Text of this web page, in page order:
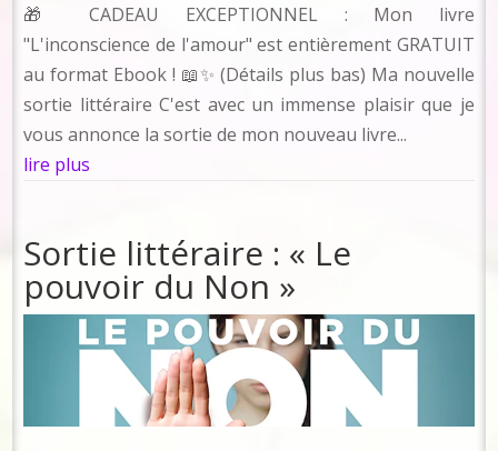
🎁 CADEAU EXCEPTIONNEL : Mon livre
"L'inconscience de l'amour" est entièrement GRATUIT
au format Ebook ! 📖✨ (Détails plus bas) Ma nouvelle
sortie littéraire C'est avec un immense plaisir que je
vous annonce la sortie de mon nouveau livre...
lire plus
Sortie littéraire : « Le
pouvoir du Non »